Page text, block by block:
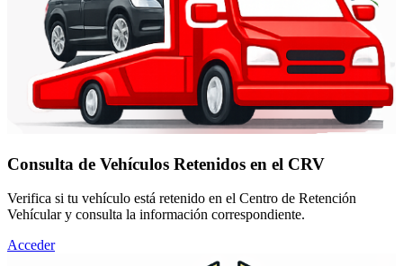
Consulta de Vehículos Retenidos en el CRV
Verifica si tu vehículo está retenido en el Centro de Retención
Vehícular y consulta la información correspondiente.
Acceder